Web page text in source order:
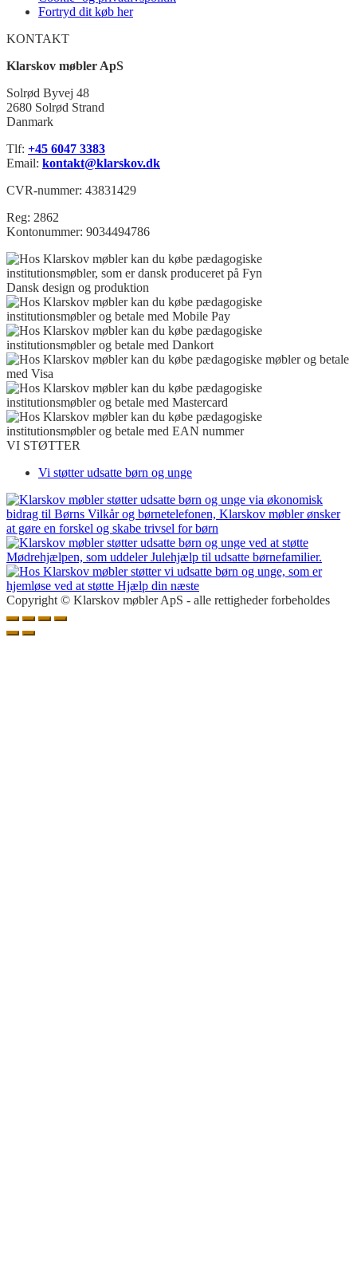
Fortryd dit køb her
KONTAKT
Klarskov møbler ApS
Solrød Byvej 48
2680 Solrød Strand
Danmark
Tlf: +45 6047 3383
Email: kontakt@klarskov.dk
CVR-nummer: 43831429
Reg: 2862
Kontonummer: 9034494786
Dansk design og produktion
VI STØTTER
Vi støtter udsatte børn og unge
Copyright © Klarskov møbler ApS - alle rettigheder forbeholdes